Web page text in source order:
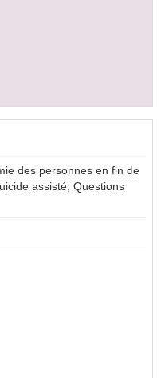
des personnes en fin de
assisté, Questions